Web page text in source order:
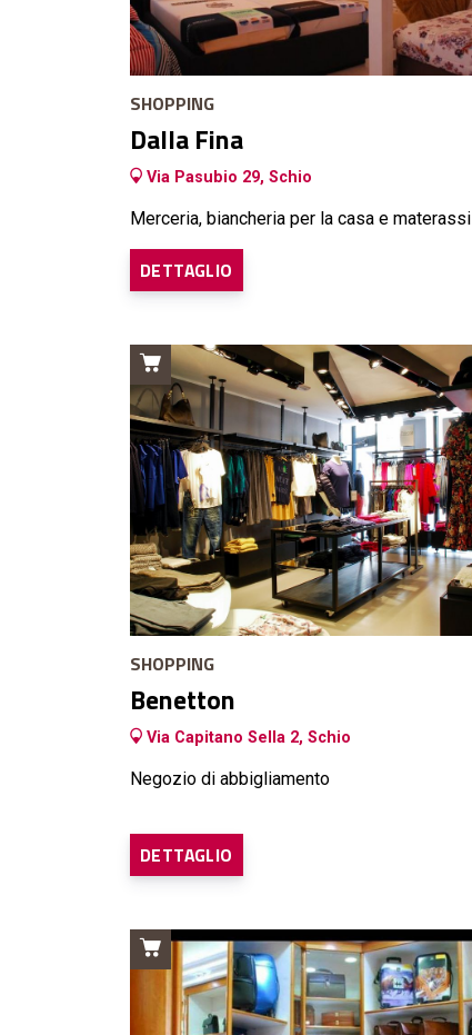
SHOPPING
Dalla Fina
Via Pasubio 29, Schio
Merceria, biancheria per la casa e materassi
DETTAGLIO
SHOPPING
Benetton
Via Capitano Sella 2, Schio
Negozio di abbigliamento
DETTAGLIO